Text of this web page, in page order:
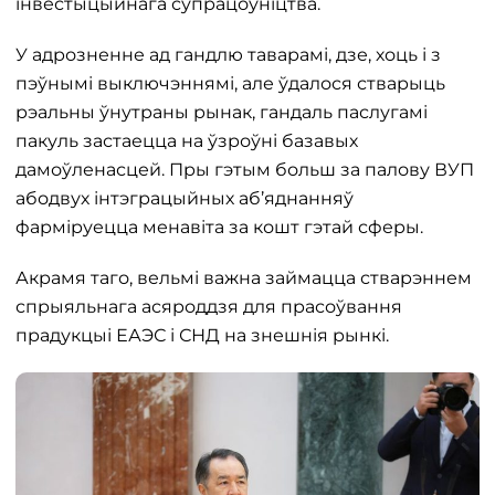
У адрозненне ад гандлю таварамі, дзе, хоць і з
пэўнымі выключэннямі, але ўдалося стварыць
рэальны ўнутраны рынак, гандаль паслугамі
пакуль застаецца на ўзроўні базавых
дамоўленасцей. Пры гэтым больш за палову ВУП
абодвух інтэграцыйных аб’яднанняў
фарміруецца менавіта за кошт гэтай сферы.
Акрамя таго, вельмі важна займацца стварэннем
спрыяльнага асяроддзя для прасоўвання
прадукцыі ЕАЭС і СНД на знешнія рынкі.